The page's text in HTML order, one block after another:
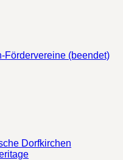
Fördervereine (beendet)
Dorfkirchen